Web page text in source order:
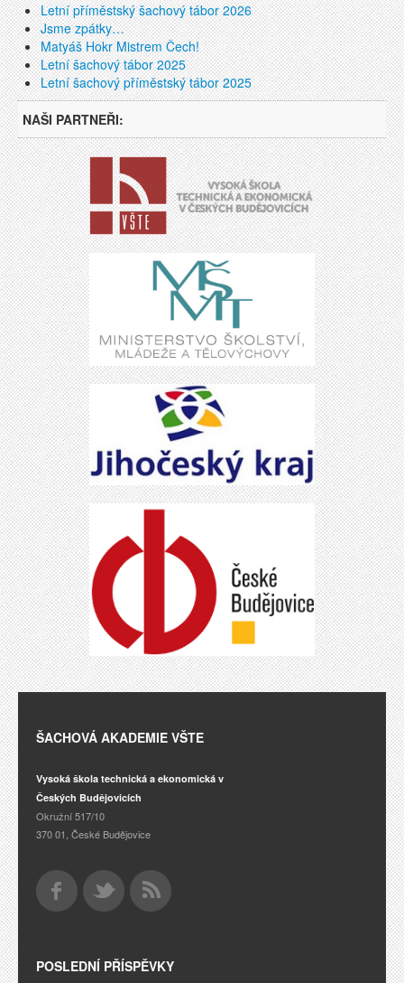
Letní příměstský šachový tábor 2026
Jsme zpátky…
Matyáš Hokr Mistrem Čech!
Letní šachový tábor 2025
Letní šachový příměstský tábor 2025
NAŠI PARTNEŘI:
ŠACHOVÁ AKADEMIE VŠTE
Vysoká škola technická a ekonomická v
Českých Budějovicích
Okružní 517/10
370 01, České Budějovice
POSLEDNÍ PŘÍSPĚVKY